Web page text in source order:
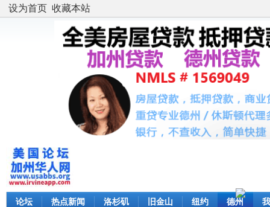
设为首页 收藏本站
论坛 热点新闻 洛杉矶 旧金山 纽约 德州